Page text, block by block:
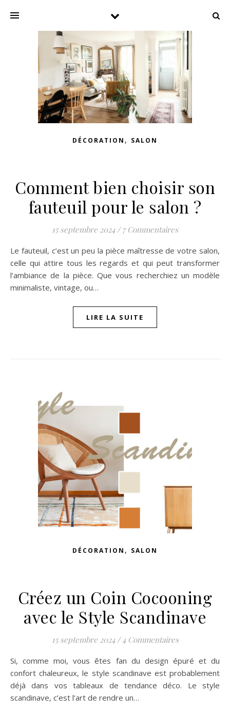
DÉCORATION , SALON
Comment bien choisir son
fauteuil pour le salon ?
15 septembre 2024 / 7 Commentaires
Le fauteuil, c’est un peu la pièce maîtresse de votre salon,
celle qui attire tous les regards et qui peut transformer
l’ambiance de la pièce. Que vous recherchiez un modèle
minimaliste, vintage, ou…
LIRE LA SUITE
DÉCORATION , SALON
Créez un Coin Cocooning
avec le Style Scandinave
15 septembre 2024 / 4 Commentaires
Si, comme moi, vous êtes fan du design épuré et du
confort chaleureux, le style scandinave est probablement
déjà dans vos tableaux de tendance déco. Le style
scandinave, c’est l’art de rendre un…